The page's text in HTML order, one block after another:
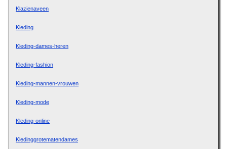
Klazienaveen
Kleding
Kleding-dames-heren
Kleding-fashion
Kleding-mannen-vrouwen
Kleding-mode
Kleding-online
Kledinggrotematendames